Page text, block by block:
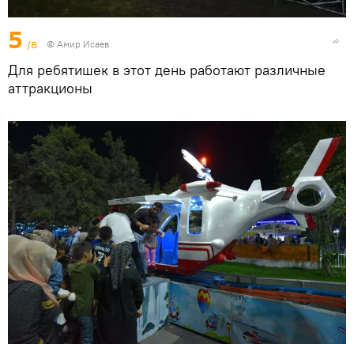
5 /8 © Амир Исаев
Для ребятишек в этот день работают различные
аттракционы